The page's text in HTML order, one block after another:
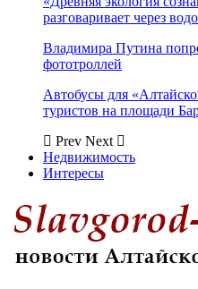
разговаривает через
Владимира Путина
фототроллей
Автобусы для
туристов на площади
Prev Next
Недвижимость
Интересы